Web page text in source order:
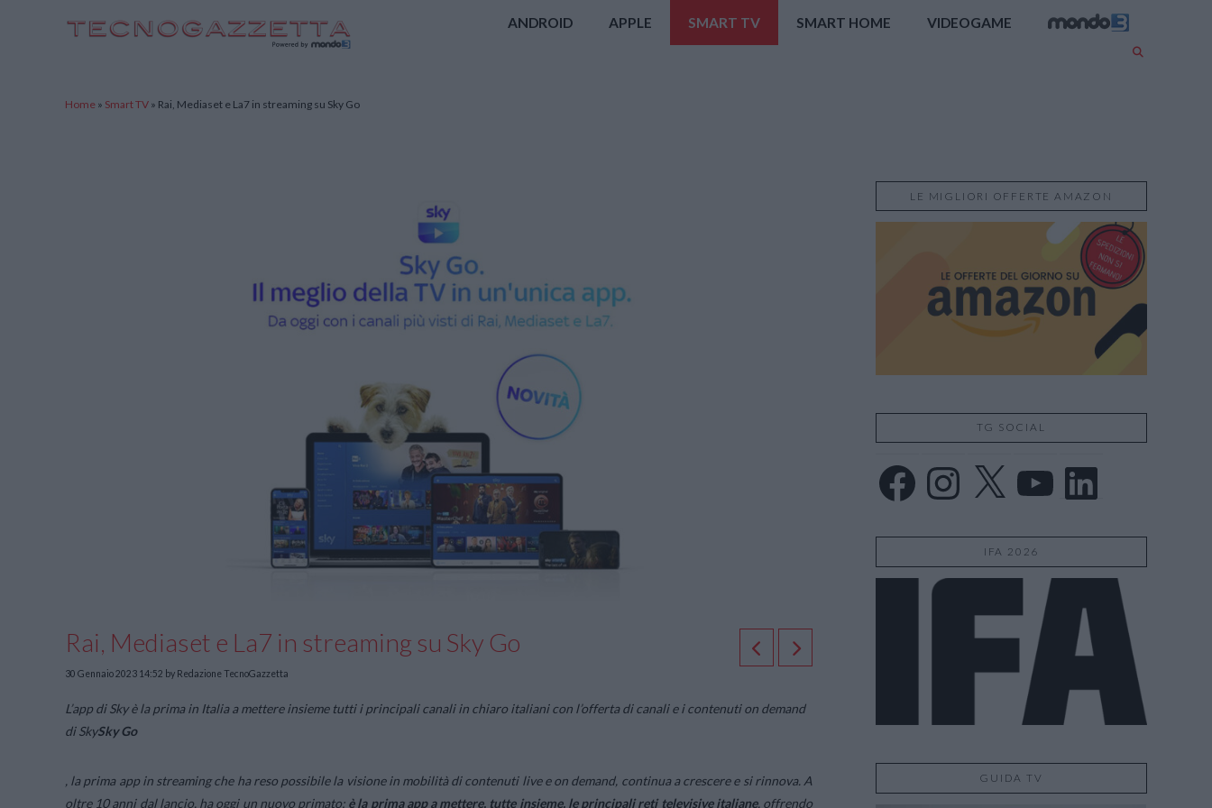
ANDROID APPLE SMART TV SMART HOME VIDEOGAME
Home » Smart TV » Rai, Mediaset e La7 in streaming su Sky Go
Rai, Mediaset e La7 in streaming su Sky Go
30 Gennaio 2023 14:52 by Redazione TecnoGazzetta
L’app di Sky è la prima in Italia a mettere insieme tutti i principali canali in chiaro italiani con l’offerta di canali e i contenuti on demand
di SkySky Go
, la prima app in streaming che ha reso possibile la visione in mobilità di contenuti live e on demand, continua a crescere e si rinnova. A
oltre 10 anni dal lancio, ha oggi un nuovo primato: è la prima app a mettere, tutte insieme, le principali reti televisive italiane, offrendo
LE MIGLIORI OFFERTE AMAZON
TG SOCIAL
Facebook Instagram YouTube LinkedIn
IFA 2026
GUIDA TV